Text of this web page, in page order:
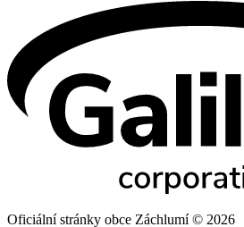
Oficiální stránky obce Záchlumí © 2026